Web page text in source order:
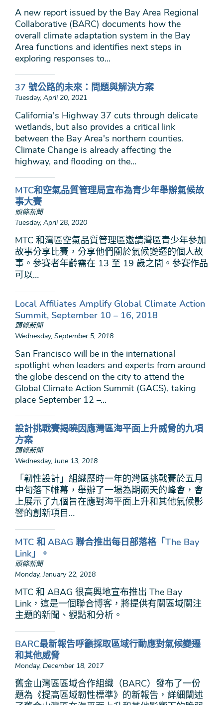
A new report issued by the Bay Area Regional
Collaborative (BARC) documents how the
overall climate adaptation system in the Bay
Area functions and identifies next steps in
exploring responses to...
37 號公路的未來：問題與解決方案
Tuesday, April 20, 2021
California's Highway 37 cuts through delicate
wetlands, but also provides a critical link
between the Bay Area's northern counties.
Climate Change is already affecting the
highway, and flooding on the...
MTC和空氣品質管理局宣布為青少年舉辦氣候故
事大賽
頭條新聞
Tuesday, April 28, 2020
MTC 和灣區空氣品質管理區邀請灣區青少年參加
故事分享比賽，分享他們關於氣候變遷的個人故
事。參賽者年齡需在 13 至 19 歲之間。參賽作品
可以…
Local Affiliates Amplify Global Climate Action
Summit, September 10 – 16, 2018
頭條新聞
Wednesday, September 5, 2018
San Francisco will be in the international
spotlight when leaders and experts from around
the globe descend on the city to attend the
Global Climate Action Summit (GACS), taking
place September 12 –...
設計挑戰賽揭曉因應灣區海平面上升威脅的九項
方案
頭條新聞
Wednesday, June 13, 2018
「韌性設計」組織歷時一年的灣區挑戰賽於五月
中旬落下帷幕，舉辦了一場為期兩天的峰會，會
上展示了九個旨在應對海平面上升和其他氣候影
響的創新項目…
MTC 和 ABAG 聯合推出每日部落格「The Bay
Link」。
頭條新聞
Monday, January 22, 2018
MTC 和 ABAG 很高興地宣布推出 The Bay
Link，這是一個聯合博客，將提供有關區域關注
主題的新聞、觀點和分析。
BARC最新報告呼籲採取區域行動應對氣候變遷
和其他威脅
Monday, December 18, 2017
舊金山灣區區域合作組織（BARC）發布了一份
題為《提高區域韌性標準》的新報告，詳細闡述